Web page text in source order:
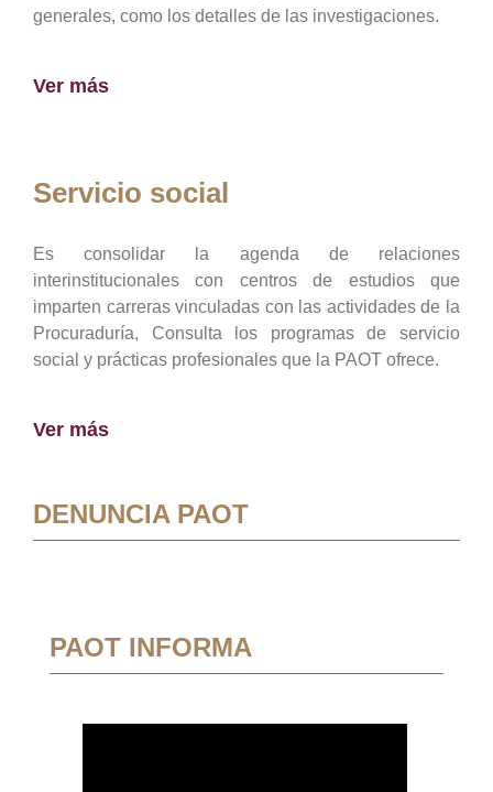
generales, como los detalles de las investigaciones.
Ver más
Servicio social
Es consolidar la agenda de relaciones
interinstitucionales con centros de estudios que
imparten carreras vinculadas con las actividades de la
Procuraduría, Consulta los programas de servicio
social y prácticas profesionales que la PAOT ofrece.
Ver más
DENUNCIA PAOT
PAOT INFORMA